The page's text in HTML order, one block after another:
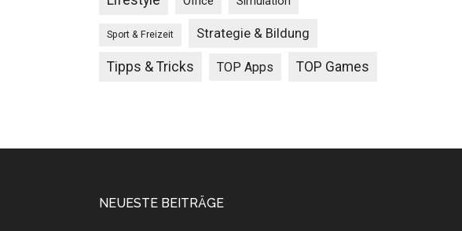
Sport & Freizeit Strategie & Bildung
Tipps & Tricks TOP Apps TOP Games
NEUESTE BEITRÄGE